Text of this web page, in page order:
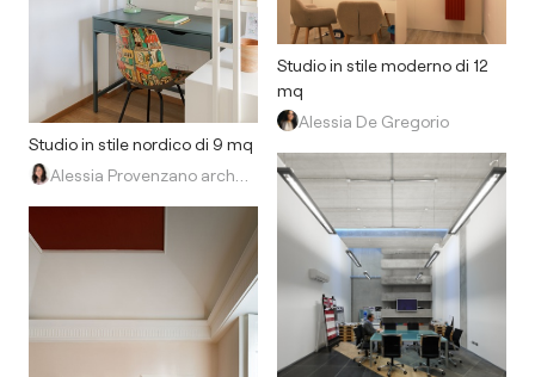
Studio in stile nordico di 9 mq
Studio in stile moderno di 12
mq
Alessia De Gregorio